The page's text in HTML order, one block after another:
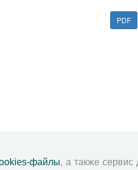
PDF
файлы, а также сервис